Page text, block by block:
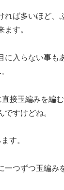
れば多いほど、
す。
に入らない事
。
接玉編みを編
ですけどね。
す。
一つずつ玉編み